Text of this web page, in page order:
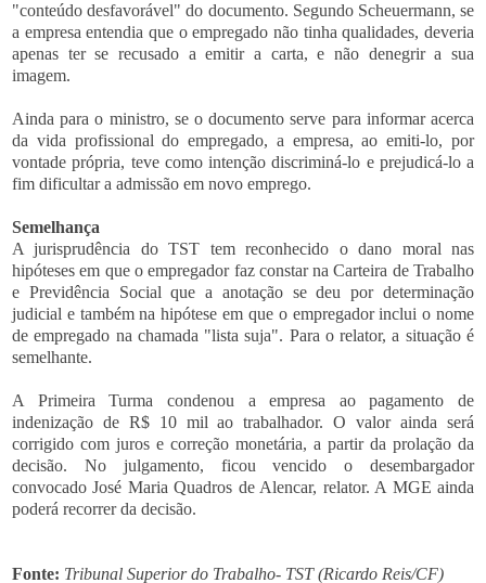
"conteúdo desfavorável" do documento. Segundo Scheuermann, se
a empresa entendia que o empregado não tinha qualidades, deveria
apenas ter se recusado a emitir a carta, e não denegrir a sua
imagem.
Ainda para o ministro, se o documento serve para informar acerca
da vida profissional do empregado, a empresa, ao emiti-lo, por
vontade própria, teve como intenção discriminá-lo e prejudicá-lo a
fim dificultar a admissão em novo emprego.
Semelhança
A jurisprudência do TST tem reconhecido o dano moral nas
hipóteses em que o empregador faz constar na Carteira de Trabalho
e Previdência Social que a anotação se deu por determinação
judicial e também na hipótese em que o empregador inclui o nome
de empregado na chamada "lista suja". Para o relator, a situação é
semelhante.
A Primeira Turma condenou a empresa ao pagamento de
indenização de R$ 10 mil ao trabalhador. O valor ainda será
corrigido com juros e correção monetária, a partir da prolação da
decisão. No julgamento, ficou vencido o desembargador
convocado José Maria Quadros de Alencar, relator. A MGE ainda
poderá recorrer da decisão.
Fonte: Tribunal Superior do Trabalho- TST (Ricardo Reis/CF)